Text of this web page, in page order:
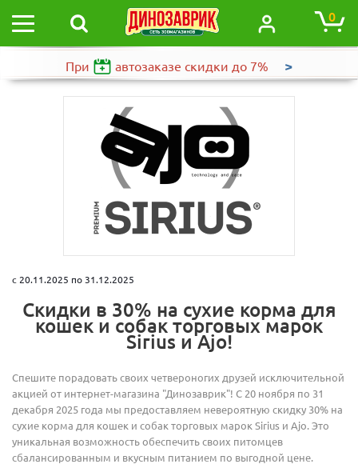
0
При автозаказе скидки до 7% >
c 20.11.2025 по 31.12.2025
Скидки в 30% на сухие корма для
кошек и собак торговых марок
Sirius и Ajo!
Спешите порадовать своих четвероногих друзей исключительной
акцией от интернет-магазина "Динозаврик"! С 20 ноября по 31
декабря 2025 года мы предоставляем невероятную скидку 30% на
сухие корма для кошек и собак торговых марок Sirius и Ajo. Это
уникальная возможность обеспечить своих питомцев
сбалансированным и вкусным питанием по выгодной цене.